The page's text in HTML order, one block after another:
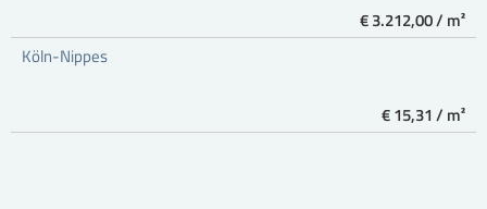
€ 3.212,00 / m²
Köln-Nippes
€ 15,31 / m²